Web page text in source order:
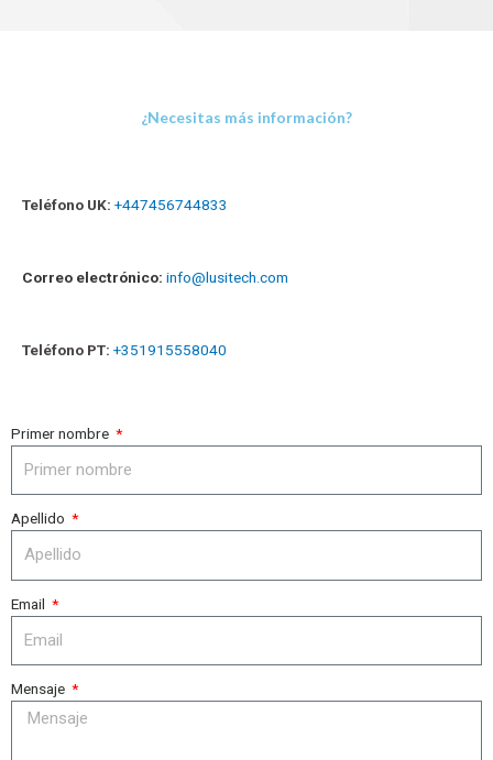
¿Necesitas más información?
Teléfono UK: +447456744833
Correo electrónico: info@lusitech.com
Teléfono PT: +351915558040
Primer nombre
Apellido
Email
Mensaje